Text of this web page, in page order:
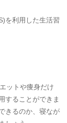
を利用した生活習
ットや痩身だけ
することができま
きるのか、寝なが